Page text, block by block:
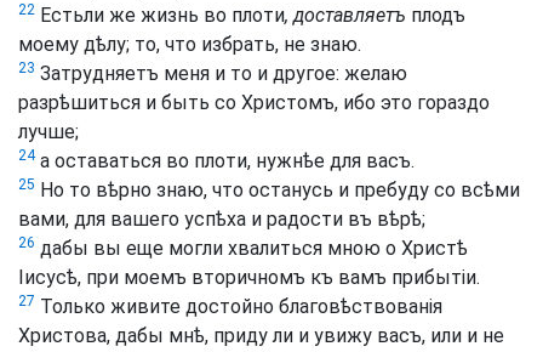
22 Естьли же жизнь во плоти, доставляетъ плодъ
моему дѣлу; то, что избрать, не знаю.
23 Затрудняетъ меня и то и другое: желаю
разрѣшиться и быть со Христомъ, ибо это гораздо
лучше;
24а оставаться во плоти, нужнѣе для васъ.
25 Но то вѣрно знаю, что останусь и пребуду со всѣми
вами, для вашего успѣха и радости въ вѣрѣ;
26 дабы вы еще могли хвалиться мною о Христѣ
Іисусѣ, при моемъ вторичномъ къ вамъ прибытіи.
27 Только живите достойно благовѣствованія
Христова, дабы мнѣ, приду ли и увижу васъ, или и не